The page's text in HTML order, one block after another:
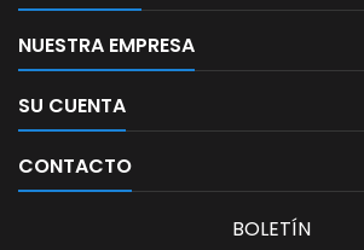
NUESTRA EMPRESA
SU CUENTA
CONTACTO
BOLETÍN